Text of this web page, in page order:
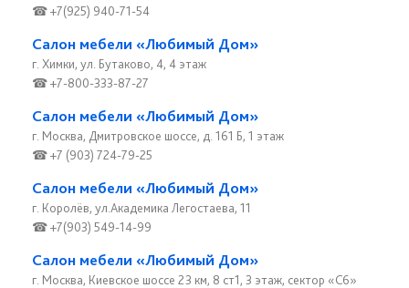
☎ +7(925) 940-71-54
Салон мебели «Любимый Дом»
г. Химки, ул. Бутаково, 4, 4 этаж
☎ +7-800-333-87-27
Салон мебели «Любимый Дом»
г. Москва, Дмитровское шоссе, д. 161 Б, 1 этаж
☎ +7 (903) 724-79-25
Салон мебели «Любимый Дом»
г. Королёв, ул.Академика Легостаева, 11
☎ +7(903) 549-14-99
Салон мебели «Любимый Дом»
г. Москва, Киевское шоссе 23 км, 8 ст1, 3 этаж, сектор «С6»